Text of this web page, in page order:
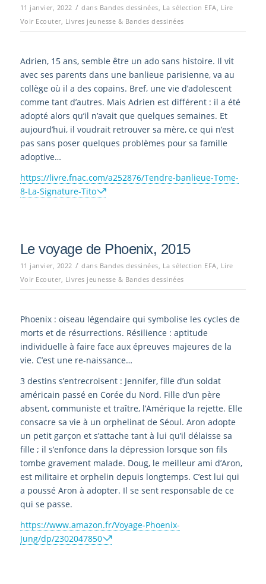
11 janvier, 2022 / dans Bandes dessinées, La sélection EFA, Lire
Voir Ecouter, Livres jeunesse & Bandes dessinées
Adrien, 15 ans, semble être un ado sans histoire. Il vit
avec ses parents dans une banlieue parisienne, va au
collège où il a des copains. Bref, une vie d’adolescent
comme tant d’autres. Mais Adrien est différent : il a été
adopté alors qu’il n’avait que quelques semaines. Et
aujourd’hui, il voudrait retrouver sa mère, ce qui n’est
pas sans poser quelques problèmes pour sa famille
adoptive…
https://livre.fnac.com/a252876/Tendre-banlieue-Tome-
8-La-Signature-Tito
Le voyage de Phoenix, 2015
11 janvier, 2022 / dans Bandes dessinées, La sélection EFA, Lire
Voir Ecouter, Livres jeunesse & Bandes dessinées
Phoenix : oiseau légendaire qui symbolise les cycles de
morts et de résurrections. Résilience : aptitude
individuelle à faire face aux épreuves majeures de la
vie. C’est une re-naissance…
3 destins s’entrecroisent : Jennifer, fille d’un soldat
américain passé en Corée du Nord. Fille d’un père
absent, communiste et traître, l’Amérique la rejette. Elle
consacre sa vie à un orphelinat de Séoul. Aron adopte
un petit garçon et s’attache tant à lui qu’il délaisse sa
fille ; il s’enfonce dans la dépression lorsque son fils
tombe gravement malade. Doug, le meilleur ami d’Aron,
est militaire et orphelin depuis longtemps. C’est lui qui
a poussé Aron à adopter. Il se sent responsable de ce
qui se passe.
https://www.amazon.fr/Voyage-Phoenix-
Jung/dp/2302047850